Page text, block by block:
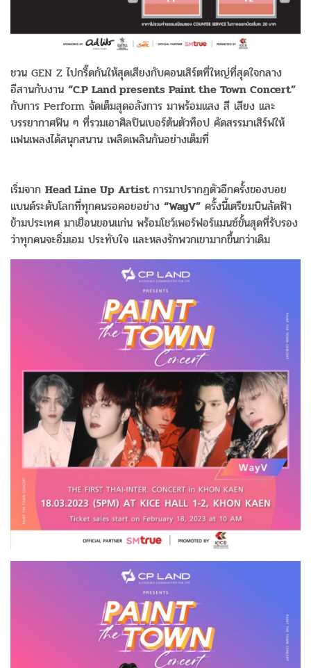
ชวน GEN Z ไปกรี๊ดกันให้สุดเสียงกับคอนเสิร์ตที่ใหญ่ที่สุดใจกลาง
อีสานกับงาน “C.P Land presents Paint the Town Concert”
กับการ Perform จัดเต็มสุดอลังการ มาพร้อมแสง สี เสียง และ
บรรยากาศฟิน ๆ ที่รวมเอาศิลปินเบอร์ต้นตัวท็อป คัดสรรมาเสิร์ฟให้
แฟนเพลงได้สนุกสนาน เพลิดเพลินกันอย่างเต็มที่
เริ่มจาก Head Line Up Artistการมาปรากฏตัวอีกครั้งของบอย
แบนด์ระดับโลกที่ทุกคนรอคอยอย่าง “WayV” ครั้งนี้เตรียมบินลัดฟ้า
ข้ามประเทศ มาเยือนขอนแก่น พร้อมโชว์เพอร์ฟอร์แมนซ์ขั้นสุดที่รับรอง
ว่าทุกคนจะอิ่มเอม ประทับใจ และหลงรักพวกเขามากขึ้นกว่าเดิม